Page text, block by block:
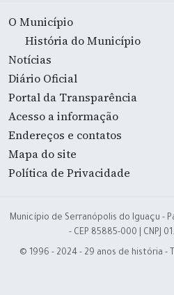
O Município
História do Município
Notícias
Diário Oficial
Portal da Transparência
Acesso a informação
Endereços e contatos
Mapa do site
Política de Privacidade
Município de Serranópolis do Iguaçu -
- CEP 85885-000 | CNPJ
© 1996 - 2024 - 29 anos de história -